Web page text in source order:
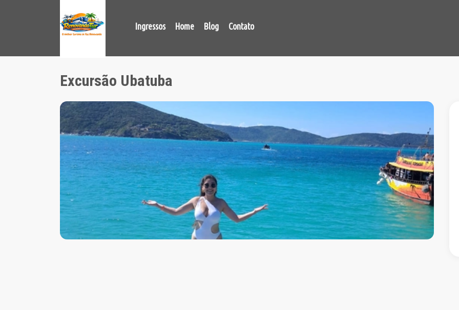
Excursão Ubatuba
Ingressos Home Blog Contato